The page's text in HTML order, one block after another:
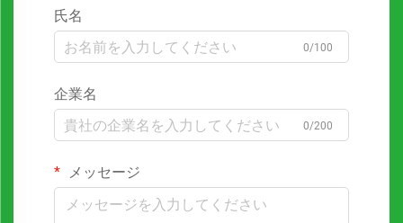
氏名
0/100
企業名
0/200
メッセージ